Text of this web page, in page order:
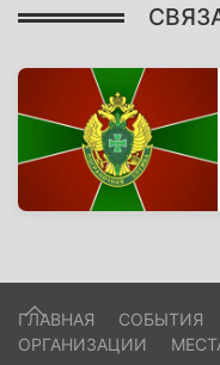
ГЛАВНАЯ СОБЫТИЯ
ОРГАНИЗАЦИИ